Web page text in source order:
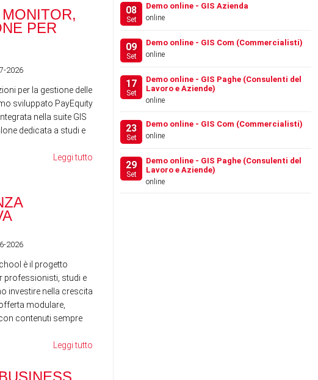
PER
2026
per la gestione delle
sviluppato PayEquity
nella suite GIS
dedicata a studi e
Leggi tutto
2026
è il progetto
professionisti, studi e
investire nella crescita
modulare,
contenuti sempre
Leggi tutto
RANOCCHI SOFTWARE
ACQUISISCE IL 100% DI
FESTIVAL DEL LAVORO
08
Set
Demo online - GIS Azienda
online
09
Set
Demo online - GIS Com (Commercialisti)
online
17
Set
Demo online - GIS Paghe (Consulenti del
Lavoro e Aziende)
online
23
Set
Demo online - GIS Com (Commercialisti)
online
29
Set
Demo online - GIS Paghe (Consulenti del
Lavoro e Aziende)
online